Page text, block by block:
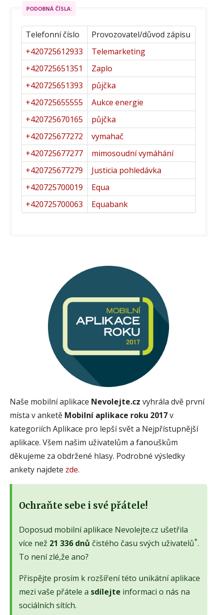
PODOBNÁ ČÍSLA:
Telefonní číslo
Provozovatel/důvod zápisu
+420725612933
Telemarketing
+420725651351
Zaplo
+420725651393
půjčka
+420725655555
Aukce energie
+420725670165
půjčka
+420725677272
vymahač
+420725677277
mimosoudní vymáhání
+420725677279
Justicia pohledávka
+420725700019
Equa
+420725700063
Equabank
Naše mobilní aplikace Nevolejte.cz vyhrála dvě první
místa v anketě Mobilní aplikace roku 2017v
kategoriích Aplikace pro lepší svět a Nejpřístupnější
aplikace. Všem našim uživatelům a fanouškům
děkujeme za obdržené hlasy. Podrobné výsledky
ankety najdete zde.
Ochraňte sebe i své přátele!
Doposud mobilní aplikace Nevolejte.cz ušetřila
více než 21 336 dnů čistého času svých uživatelů*.
To není zlé,že ano?
Přispějte prosím k rozšíření této unikátní aplikace
mezi vaše přátele a sdílejte informaci o nás na
sociálních sítích.